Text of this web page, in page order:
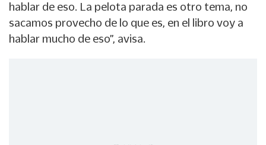
hablar de eso. La pelota parada es otro tema, no
sacamos provecho de lo que es, en el libro voy a
hablar mucho de eso”, avisa.